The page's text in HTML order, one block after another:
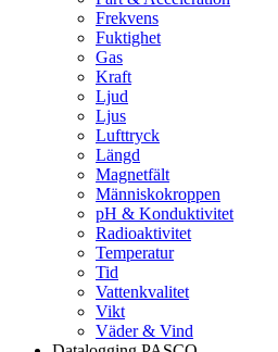
Frekvens
Fuktighet
Gas
Kraft
Ljud
Ljus
Lufttryck
Längd
Magnetfält
Människokroppen
pH & Konduktivitet
Radioaktivitet
Temperatur
Tid
Vattenkvalitet
Vikt
Väder & Vind